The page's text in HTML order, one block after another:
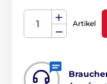
Artikel